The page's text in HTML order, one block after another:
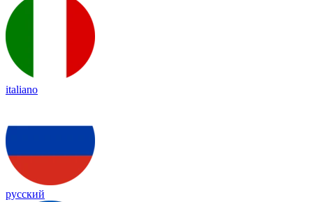
italiano
русский